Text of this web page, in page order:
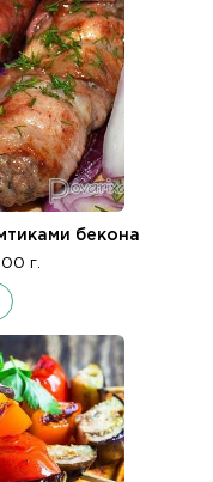
бекона
г.